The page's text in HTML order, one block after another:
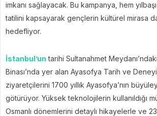
imkanı sağlayacak. Bu kampanya, hem
tatilini kapsayarak gençlerin kültürel mirasa
hedefliyor.
İstanbul’un tarihi Sultanahmet
Binası’nda yer alan Ayasofya Tarih ve
ziyaretçilerini 1700 yıllık Ayasofya’nın
götürüyor. Yüksek teknolojilerin kullanıldığı
Osmanlı dönemlerini detaylı hikayelerle ve